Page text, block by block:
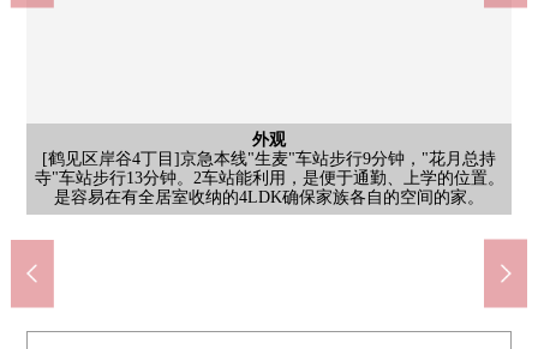
外观
[鹤见区岸谷4丁目]京急本线"生麦"车站步行9分钟，"花月总持
寺"车站步行13分钟。2车站能利用，是便于通勤、上学的位置。
是容易在有全居室收纳的4LDK确保家族各自的空间的家。
房型图(平面图)
前面道路是北东面，幅员约5.5m。因为很充裕所以能把车顺利拿
进拿出。
院子
[院子]在平常的散步以及远隔工作中的休息，也推荐的庭园。通过
四季，感到季节的变化。
院子
[院子]不在意土污垢，容易使用人造草坪被铺的院子空间，也能作
为孩子的娱乐场所以及舒适的地方灵活运用。种植的绿给色彩追
加，柔软的气氛扩大。
客厅
客厅
客厅
客厅
客厅
客厅
厨房
厨房
厨房
厨房
日式房间
日式房间
日式房间
厕所
洗脸
公共汽车
厕所
西式房间
西式房间
西式房间
西式房间
西式房间
西式房间
阳台
阳台
阳台
风景
门口
门口
门口
外观
外观
其他
共有部分
其他
入口
外观
[当地外观照片]小学以及公园切身准备齐全，从现在开始是也在被
开始育儿的家庭推荐的所在地。
停车场
[停车场]摩托车或者自行车也不仅车而且把车停好。建筑物，为被
在旁边设立的空间，也容易做与家的来去，也在行李的装卸便
利。
停车场
[停车场]是容易停下车的配置。与道路的高低差别也少每天的外出
在回来的时候，也感到轻便。
院子
[院子]建筑物是园艺或者家庭菜园能享用在旁边扩大的院子空白的
空间。为能尽管是感觉，但是渡过户外空气也作为改换心情的地
方可以灵活使用。
外观
[当地外观照片]步行5分钟的范围以内拥有超市和便利店。是也便
于突然的购物的居住环境。
其他当地
前面道路
其他当地
前面道路
你Coop岸谷店(约120m)
步行2分钟。有肉、鱼、蔬菜等的新鲜食品，酒等的处理。营业时
间是从10:00到20:00。
TSURUHA药品横滨东寺尾店(约870m)
步行11分钟。
横滨市立岸谷小学(约870m)
步行11分钟。
横滨市立生麦中学(约1100m)
步行14分钟。
岸谷公园(约290m)
步行4分钟。是小的孩子能享受的玩具被设置的公园。每天在外面
的去玩的距离有。
鹤见花月园公园(约480m)
步行6分钟。